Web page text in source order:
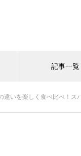
記事一覧
違いを楽しく食べ比べ！ス